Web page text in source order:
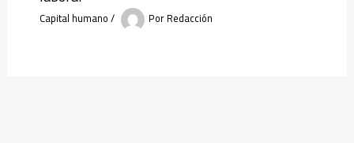
Capital humano/ PorRedacción